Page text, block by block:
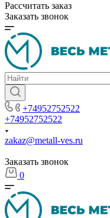
Рассчитать заказ
Заказать звонок
+74952752522
+74952752522
zakaz@metall-ves.ru
Заказать звонок
0